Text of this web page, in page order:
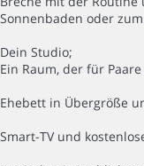
Sonnenbaden oder
Dein Studio;
Ein Raum, der für
Ehebett in Übergröße
Smart-TV und